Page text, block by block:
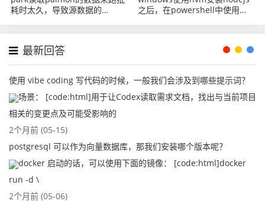
耗时太久，导致源数据的
之后，在powershell中使用
最新回答
使用 vibe coding 写代码的时候，一般我们会涉及到哪些提示词？
场景： [code:html]用于让Codex读取需求文档，找出与当前项目
相关的变更点及可能受影响的
2个月前 (05-15)
postgresql 可以作为向量数据库，那我们安装哪个版本呢？
docker 启动的话，可以使用下面的镜像： [code:html]docker
run -d \
2个月前 (05-06)